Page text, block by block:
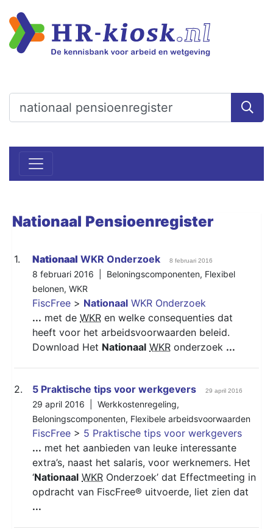
Nationaal Pensioenregister
1. Nationaal WKR Onderzoek 8 februari 2016
8 februari 2016 | Beloningscomponenten, Flexibel
belonen, WKR
FiscFree > Nationaal WKR Onderzoek
... met de WKR en welke consequenties dat
heeft voor het arbeidsvoorwaarden beleid.
Download Het Nationaal WKR onderzoek ...
2. 5 Praktische tips voor werkgevers 29 april 2016
29 april 2016 | Werkkostenregeling,
Beloningscomponenten, Flexibele arbeidsvoorwaarden
FiscFree > 5 Praktische tips voor werkgevers
... met het aanbieden van leuke interessante
extra’s, naast het salaris, voor werknemers. Het
‘Nationaal WKR Onderzoek’ dat Effectmeeting in
opdracht van FiscFree® uitvoerde, liet zien dat
...